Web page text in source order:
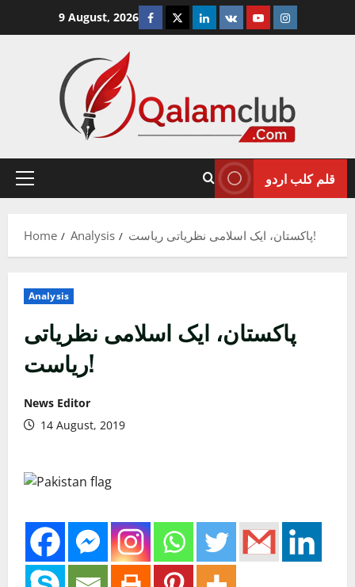
9 August, 2026 Facebook
TwitterLinkedin
VK YoutubeInstagram
Primary
قلم کلب اردو
Home Analysis پاکستان، ایک اسلامی نظریاتی ریاست!
Analysis
پاکستان، ایک اسلامی نظریاتی
ریاست!
News Editor
14 August, 2019